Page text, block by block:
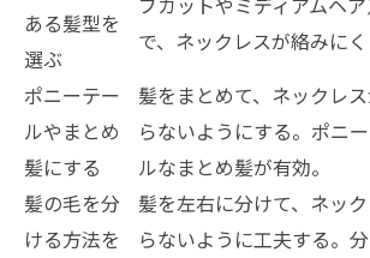
ある髪型を
選ぶ
で、ネックレスが絡みにく
ポニーテー
ルやまとめ
髪にする
髪をまとめて、ネックレ
らないようにする。ポニ
ルなまとめ髪が有効。
髪の毛を分
ける方法を
髪を左右に分けて、ネッ
らないように工夫する。